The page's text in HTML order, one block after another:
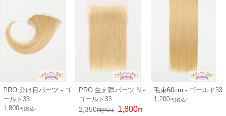
PRO 分け目パーツ - ゴ
ールド33
1,800円(税込)
PRO 生え際パーツ N -
ゴールド33
2,350円(税込) 1,800円
毛束60cm - ゴールド33
1,200円(税込)